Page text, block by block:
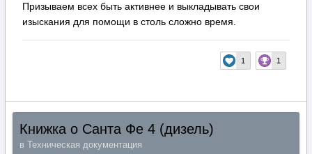
Призываем всех быть активнее и выкладывать свои
изыскания для помощи в столь сложно время.
1 1
Книжка о Санта Фе 4 (дизель)
в Техническая документация